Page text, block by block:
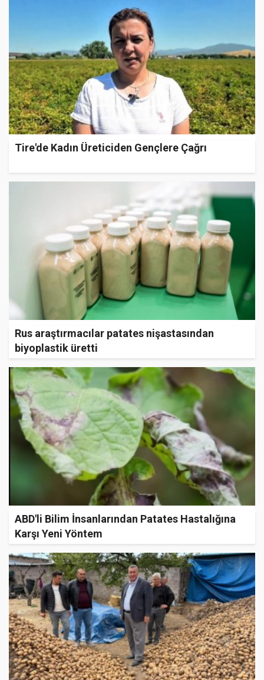
Tire'de Kadın Üreticiden Gençlere Çağrı
Rus araştırmacılar patates nişastasından
biyoplastik üretti
ABD'li Bilim İnsanlarından Patates Hastalığına
Karşı Yeni Yöntem